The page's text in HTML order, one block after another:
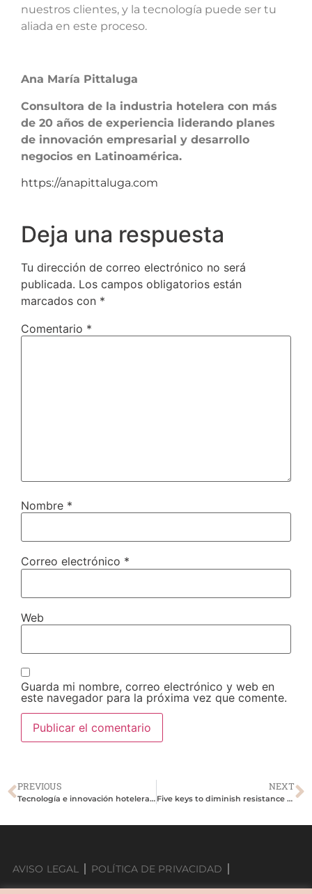
nuestros clientes, y la tecnología puede ser tu
aliada en este proceso.
Ana María Pittaluga
Consultora de la industria hotelera con más
de 20 años de experiencia liderando planes
de innovación empresarial y desarrollo
negocios en Latinoamérica.
https://anapittaluga.com
Deja una respuesta
Tu dirección de correo electrónico no será
publicada. Los campos obligatorios están
marcados con *
Comentario *
Nombre *
Correo electrónico *
Web
Guarda mi nombre, correo electrónico y web en
este navegador para la próxima vez que comente.
PREVIOUS
Tecnología e innovación hotelera: ¿Cómo mejorar el servicio a los huéspedes?
NEXT
Five keys to diminish resistance to technological innovation in your hotel
AVISO LEGAL POLÍTICA DE PRIVACIDAD